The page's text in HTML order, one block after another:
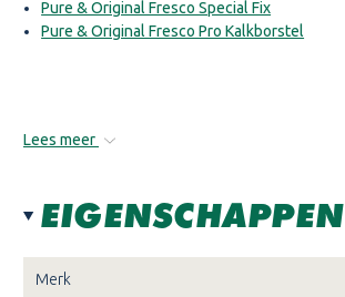
Pure & Original Fresco Special Fix
Pure & Original Fresco Pro Kalkborstel
Lees meer
EIGENSCHAPPEN
Merk